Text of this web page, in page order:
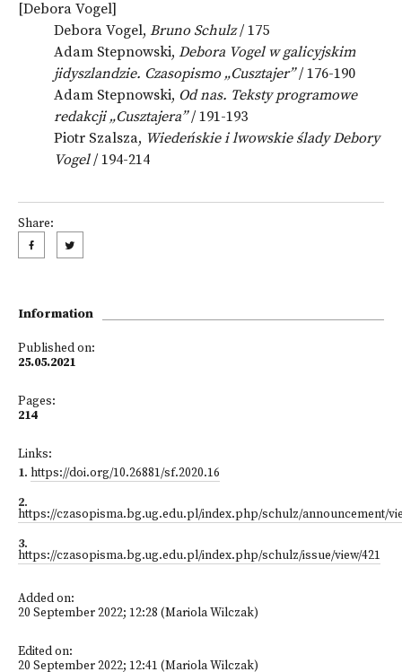
[Debora Vogel]
Debora Vogel, Bruno Schulz / 175
Adam Stepnowski, Debora Vogel w galicyjskim
jidyszlandzie. Czasopismo „Cusztajer”/ 176-190
Adam Stepnowski, Od nas. Teksty programowe
redakcji „Cusztajera”/ 191-193
Piotr Szalsza, Wiedeńskie i lwowskie ślady Debory
Vogel/ 194-214
Share:
Information
Published on:
25.05.2021
Pages:
214
Links:
1. https://doi.org/10.26881/sf.2020.16
2.
https://czasopisma.bg.ug.edu.pl/index.php/schulz/announcement/
3.
https://czasopisma.bg.ug.edu.pl/index.php/schulz/issue/view/421
Added on:
20 September 2022; 12:28 (Mariola Wilczak)
Edited on:
20 September 2022; 12:41 (Mariola Wilczak)